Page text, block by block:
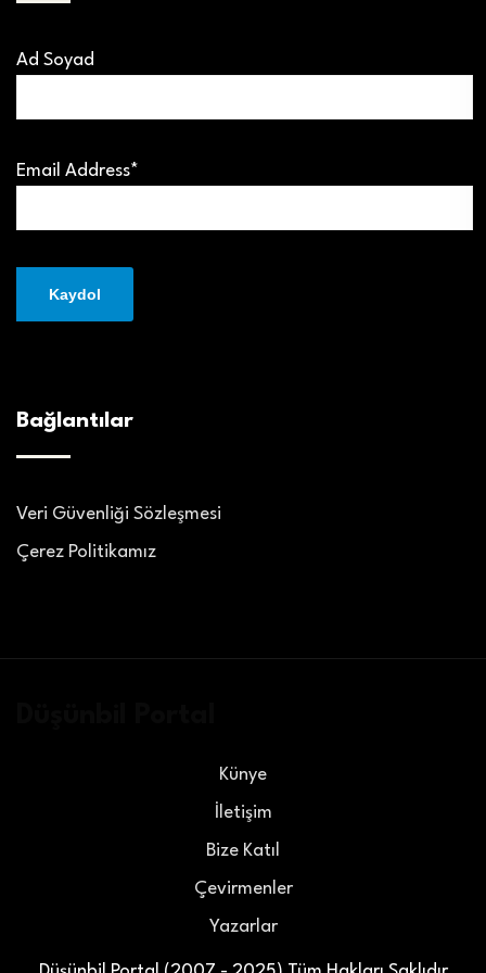
Ad Soyad
Email Address*
Bağlantılar
Veri Güvenliği Sözleşmesi
Çerez Politikamız
Künye
İletişim
Bize Katıl
Çevirmenler
Yazarlar